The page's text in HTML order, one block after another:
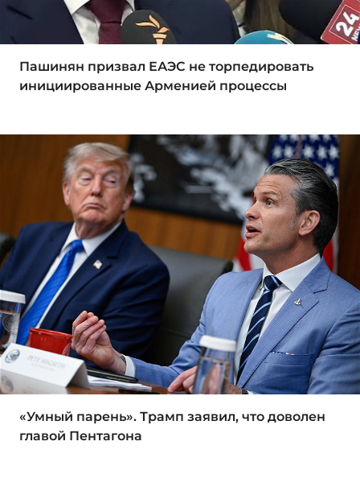
Пашинян призвал ЕАЭС не торпедировать
инициированные Арменией процессы
«Умный парень». Трамп заявил, что доволен
главой Пентагона